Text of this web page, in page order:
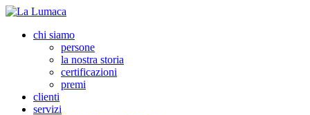
chi siamo
persone
la nostra storia
certificazioni
premi
clienti
servizi